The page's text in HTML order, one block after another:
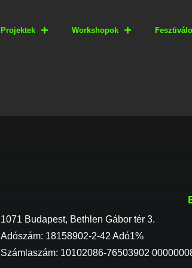
Projektek Workshopok
1071 Budapest, Bethlen Gábor tér 3.
Adószám: 18158902-2-42 Adó1%
Számlaszám: 10102086-76503902